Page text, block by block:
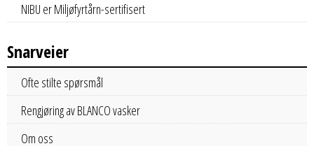
NIBU er Miljøfyrtårn-sertifisert
Snarveier
Ofte stilte spørsmål
Rengjøring av BLANCO vasker
Om oss